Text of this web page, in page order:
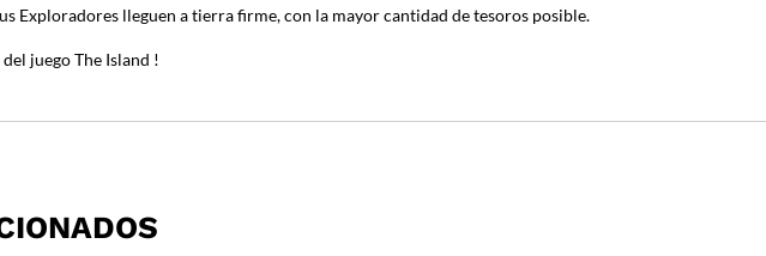
Exploradores lleguen a tierra firme, con la mayor cantidad de tesoros posible.
juego The Island !